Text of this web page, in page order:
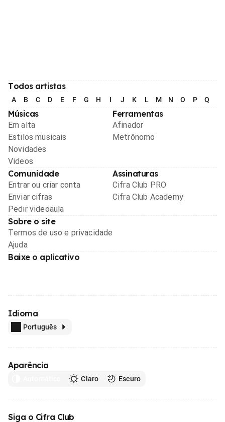
Todos artistas
A B C D E F G H I J K L M N O P Q
Músicas
Em alta
Estilos musicais
Novidades
Videos
Ferramentas
Afinador
Metrônomo
Comunidade
Entrar ou criar conta
Enviar cifras
Pedir videoaula
Assinaturas
Cifra Club PRO
Cifra Club Academy
Sobre o site
Termos de uso e privacidade
Ajuda
Baixe o aplicativo
Idioma
Português
Aparência
Claro Escuro
Siga o Cifra Club